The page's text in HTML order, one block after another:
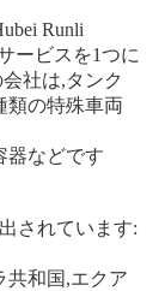
Runli
ービスを1つに
社は,タンク
類の特殊車両
器などです
されています:
共和国,エクア